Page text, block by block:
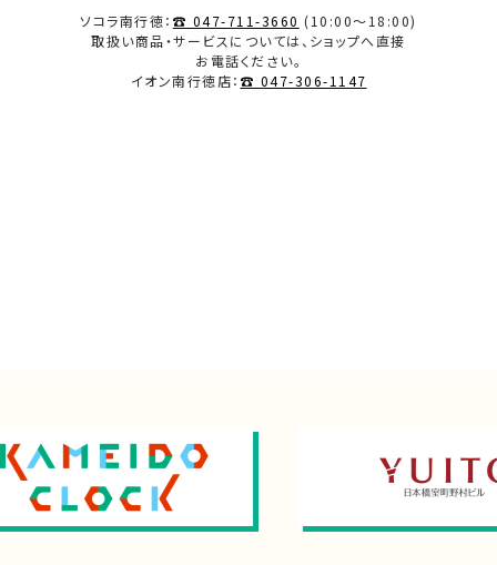
ソコラ南行徳： ☎ 047-711-3660 (10:00～18:00)
取扱い商品・サービスについては、ショップへ直接
お電話ください。
イオン南行徳店： ☎ 047-306-1147